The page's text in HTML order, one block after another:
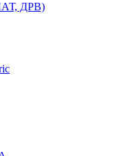
ДРВ)